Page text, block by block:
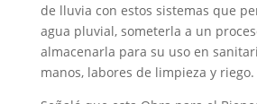
de lluvia con estos sistemas que
agua pluvial, someterla a un
almacenarla para su uso en
manos, labores de limpieza y riego.